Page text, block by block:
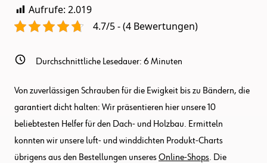
Aufrufe: 2.019
4.7/5 - (4 Bewertungen)
Durchschnittliche Lesedauer: 6Minuten
Von zuverlässigen Schrauben für die Ewigkeit bis zu Bändern, die
garantiert dicht halten: Wir präsentieren hier unsere 10
beliebtesten Helfer für den Dach- und Holzbau. Ermitteln
konnten wir unsere luft- und winddichten Produkt-Charts
übrigens aus den Bestellungen unseresOnline-Shops. Die